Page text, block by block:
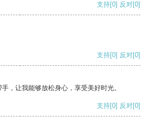
支持[0] 反对[0]
支持[0] 反对[0]
，让我能够放松身心，享受美好时光。
支持[0] 反对[0]